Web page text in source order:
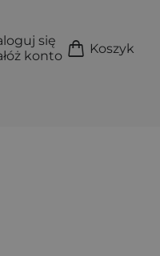
się
konto
Koszyk